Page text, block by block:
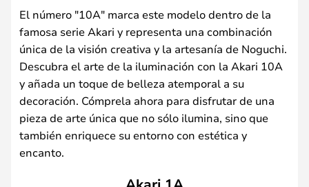
El número "10A" marca este modelo dentro de la
famosa serie Akari y representa una combinación
única de la visión creativa y la artesanía de Noguchi.
Descubra el arte de la iluminación con la Akari 10A
y añada un toque de belleza atemporal a su
decoración. Cómprela ahora para disfrutar de una
pieza de arte única que no sólo ilumina, sino que
también enriquece su entorno con estética y
encanto.